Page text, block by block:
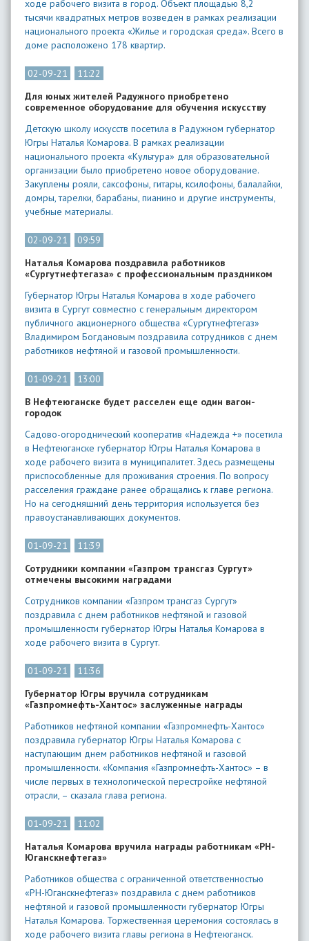
ходе рабочего визита в город. Объект площадью 8,2
тысячи квадратных метров возведен в рамках реализации
национального проекта «Жилье и городская среда». Всего в
доме расположено 178 квартир.
02-09-21
11:22
Для юных жителей Радужного приобретено
современное оборудование для обучения искусству
Детскую школу искусств посетила в Радужном губернатор
Югры Наталья Комарова. В рамках реализации
национального проекта «Культура» для образовательной
организации было приобретено новое оборудование.
Закуплены рояли, саксофоны, гитары, ксилофоны, балалайки,
домры, тарелки, барабаны, пианино и другие инструменты,
учебные материалы.
02-09-21
09:59
Наталья Комарова поздравила работников
«Сургутнефтегаза» с профессиональным праздником
Губернатор Югры Наталья Комарова в ходе рабочего
визита в Сургут совместно с генеральным директором
публичного акционерного общества «Сургутнефтегаз»
Владимиром Богдановым поздравила сотрудников с днем
работников нефтяной и газовой промышленности.
01-09-21
13:00
В Нефтеюганске будет расселен еще один вагон-
городок
Садово-огороднический кооператив «Надежда +» посетила
в Нефтеюганске губернатор Югры Наталья Комарова в
ходе рабочего визита в муниципалитет. Здесь размещены
приспособленные для проживания строения. По вопросу
расселения граждане ранее обращались к главе региона.
Но на сегодняшний день территория используется без
правоустанавливающих документов.
01-09-21
11:39
Сотрудники компании «Газпром трансгаз Сургут»
отмечены высокими наградами
Сотрудников компании «Газпром трансгаз Сургут»
поздравила с днем работников нефтяной и газовой
промышленности губернатор Югры Наталья Комарова в
ходе рабочего визита в Сургут.
01-09-21
11:36
Губернатор Югры вручила сотрудникам
«Газпромнефть-Хантос» заслуженные награды
Работников нефтяной компании «Газпромнефть-Хантос»
поздравила губернатор Югры Наталья Комарова с
наступающим днем работников нефтяной и газовой
промышленности. «Компания «Газпромнефть-Хантос» – в
числе первых в технологической перестройке нефтяной
отрасли, – сказала глава региона.
01-09-21
11:02
Наталья Комарова вручила награды работникам «РН-
Юганскнефтегаз»
Работников общества с ограниченной ответственностью
«РН-Юганскнефтегаз» поздравила с днем работников
нефтяной и газовой промышленности губернатор Югры
Наталья Комарова. Торжественная церемония состоялась в
ходе рабочего визита главы региона в Нефтеюганск.